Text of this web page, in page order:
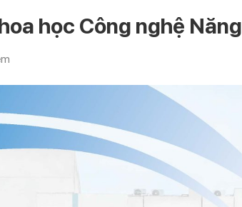
học Công nghệ